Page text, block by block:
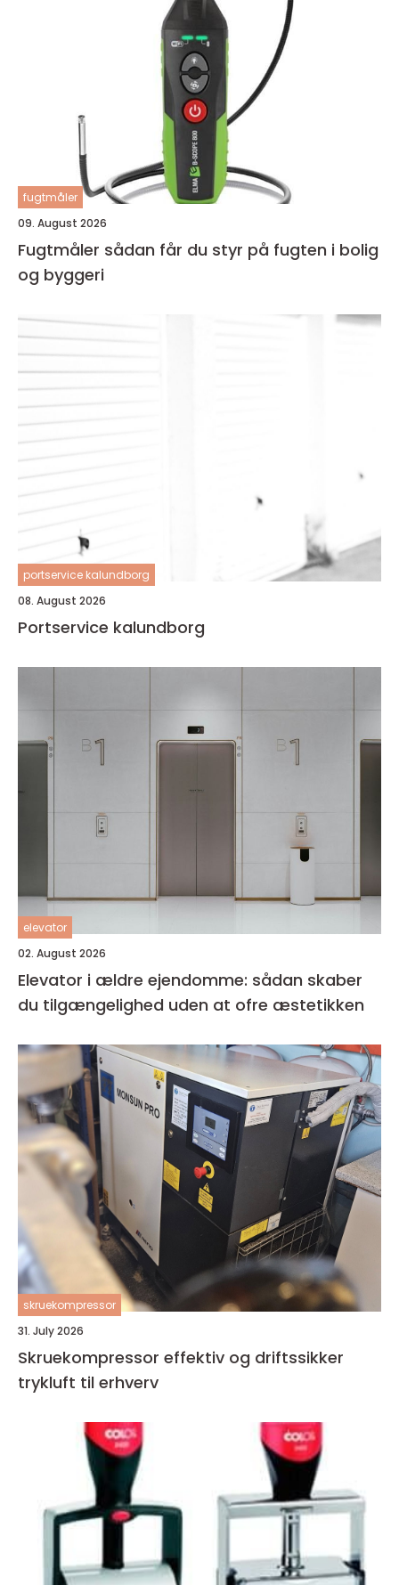
fugtmåler
09. August 2026
Fugtmåler sådan får du styr på fugten i bolig
og byggeri
portservice kalundborg
08. August 2026
Portservice kalundborg
elevator
02. August 2026
Elevator i ældre ejendomme: sådan skaber
du tilgængelighed uden at ofre æstetikken
skruekompressor
31. July 2026
Skruekompressor effektiv og driftssikker
trykluft til erhverv